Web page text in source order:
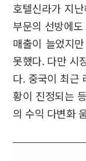
호텔신라가 지
부문의 선방에
매출이 늘었지
못했다. 다만 시
다. 중국이 최근
황이 진정되는
의 수익 다변화